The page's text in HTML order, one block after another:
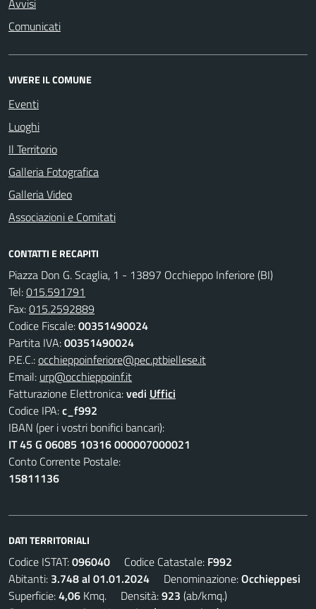
Avvisi
Comunicati
VIVERE IL COMUNE
Eventi
Luoghi
Il Territorio
Galleria Fotografica
Galleria Video
Associazioni e Comitati
CONTATTI E RECAPITI
Piazza Don G. Scaglia, 1 - 13897 Occhieppo Inferiore (BI)
Tel:015.591791
Fax:015.2592889
Codice Fiscale:00351490024
Partita IVA:00351490024
P.E.C.:occhieppoinferiore@pec.ptbiellese.it
Email: urp@occhieppoinf.it
Fatturazione Elettronica:vedi Uffici
Codice IPA:c_f992
IBAN (per i vostri bonifici bancari):
IT 45 G 06085 10316 000007000021
Conto Corrente Postale:
15811136
DATI TERRITORIALI
Codice ISTAT:096040 Codice Catastale: F992
Abitanti: 3.748 al 01.01.2024 Denominazione:Occhieppesi
Superficie:4,06 Kmq. Densità:923 (ab/kmq.)